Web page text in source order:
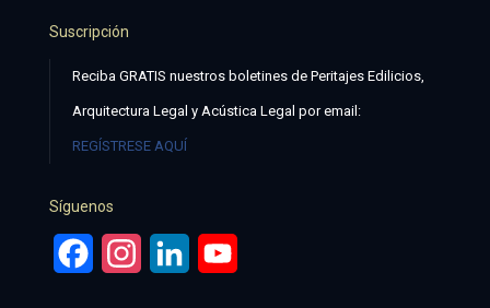
Suscripción
Reciba GRATIS nuestros boletines de Peritajes Edilicios,
Arquitectura Legal y Acústica Legal por email:
REGÍSTRESE AQUÍ
Síguenos
FacebookInstagramLinkedIn